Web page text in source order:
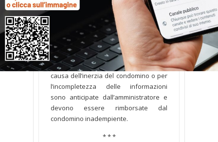
fronte all’inerzia degli stessi.
Le spese per la tenuta dell’anagrafe
sono spese condominiali e devono
passare attraverso la contabilità
condominiale. Le spese sostenute a
causa dell’inerzia del condomino o per
l’incompletezza delle informazioni
sono anticipate dall’amministratore e
devono essere rimborsate dal
condomino inadempiente.
* * *